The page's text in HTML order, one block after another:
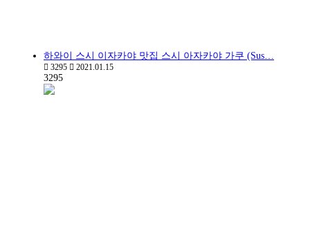
하와이 스시 이자카야 맛집 스시 아자카야 가쿠 (Sus…
3295 2021.01.15
3295